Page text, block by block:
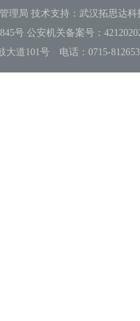
理局 技术支持：武汉拓思达
号 公安机关备案号：
大道101号 电话：0715-